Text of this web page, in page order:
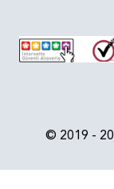
© 2019 -